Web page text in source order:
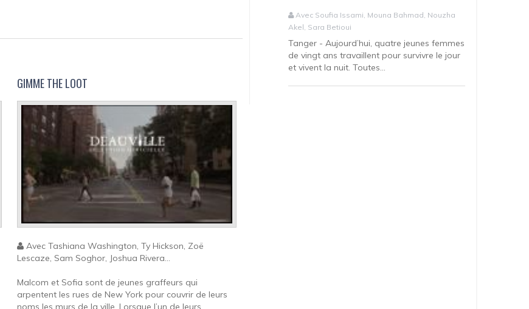
GIMME THE LOOT
Avec Tashiana Washington, Ty Hickson, Zoë
Lescaze, Sam Soghor, Joshua Rivera...
Malcom et Sofia sont de jeunes graffeurs qui
arpentent les rues de New York pour couvrir de leurs
noms les murs de la ville. Lorsque l’un de leurs...
Avec Soufia Issami, Mouna Bahmad, Nouzha
Akel, Sara Betioui
Tanger - Aujourd’hui, quatre jeunes femmes
de vingt ans travaillent pour survivre le jour
et vivent la nuit. Toutes...